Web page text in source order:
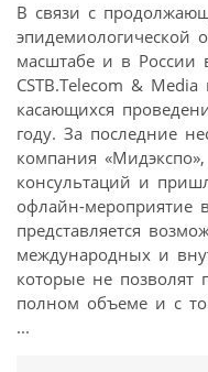
В связи с
эпидемиологической
масштабе и в России
CSTB.Telecom &
касающихся
году. За последние
компания
консультаций и
офлайн-мероприятие
представляется
международных и
которые не позволят
полном объеме и с
...